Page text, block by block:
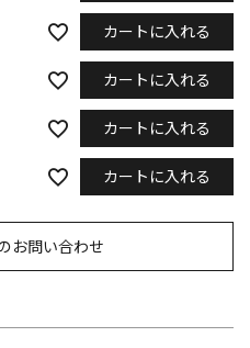
カートに入れる
カートに入れる
カートに入れる
カートに入れる
お問い合わせ